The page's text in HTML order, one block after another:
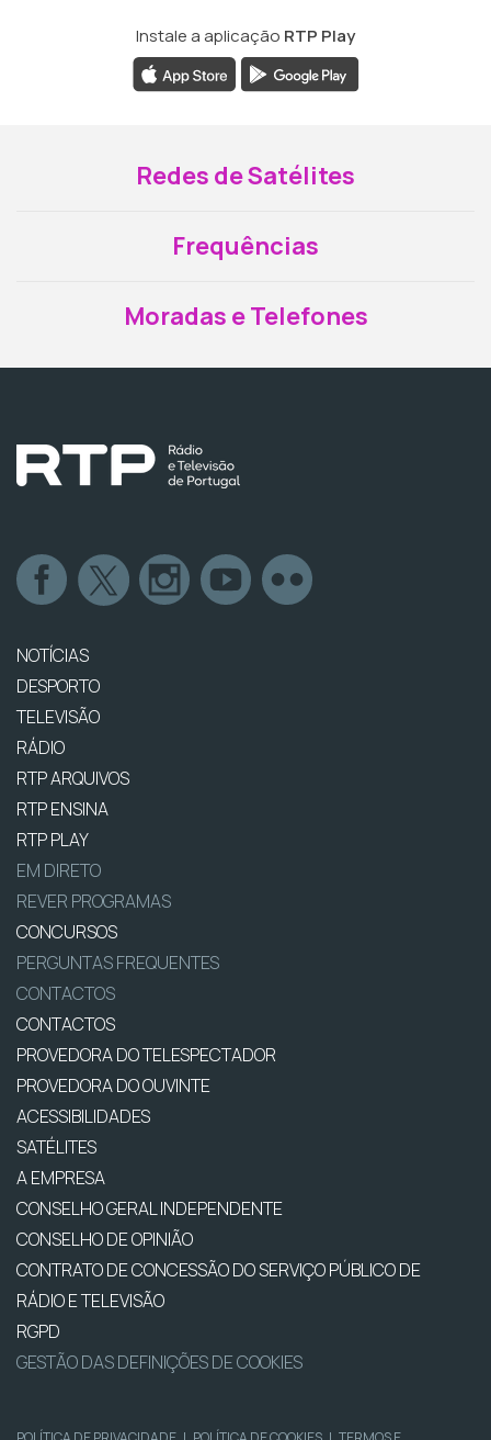
Instale a aplicação RTP Play
Redes de Satélites
Frequências
Moradas e Telefones
NOTÍCIAS
DESPORTO
TELEVISÃO
RÁDIO
RTP ARQUIVOS
RTP ENSINA
RTP PLAY
EM DIRETO
REVER PROGRAMAS
CONCURSOS
PERGUNTAS FREQUENTES
CONTACTOS
CONTACTOS
PROVEDORA DO TELESPECTADOR
PROVEDORA DO OUVINTE
ACESSIBILIDADES
SATÉLITES
A EMPRESA
CONSELHO GERAL INDEPENDENTE
CONSELHO DE OPINIÃO
CONTRATO DE CONCESSÃO DO SERVIÇO PÚBLICO DE
RÁDIO E TELEVISÃO
RGPD
GESTÃO DAS DEFINIÇÕES DE COOKIES